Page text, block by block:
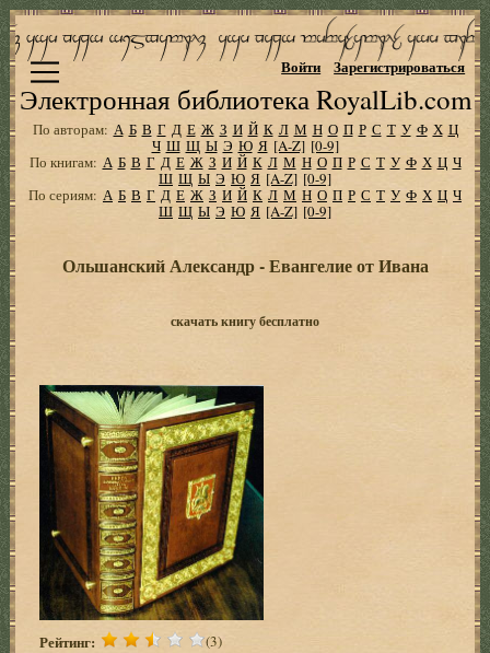
Электронная библиотека RoyalLib.com
Войти Зарегистрироваться
По авторам: А Б В Г Д Е Ж З И Й К Л М Н О П Р С Т У Ф Х Ц
Ч Ш Щ Ы Э Ю Я [A-Z] [0-9]
По книгам: А Б В Г Д Е Ж З И Й К Л М Н О П Р С Т У Ф Х Ц Ч
Ш Щ Ы Э Ю Я [A-Z] [0-9]
По сериям: А Б В Г Д Е Ж З И Й К Л М Н О П Р С Т У Ф Х Ц Ч
Ш Щ Ы Э Ю Я [A-Z] [0-9]
Ольшанский Александр - Евангелие от Ивана
скачать книгу бесплатно
Рейтинг: (3)